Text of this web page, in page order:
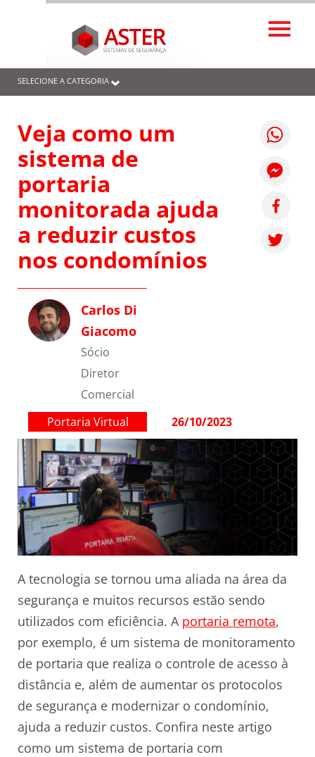
SELECIONE A CATEGORIA
Veja como um
sistema de
portaria
monitorada ajuda
a reduzir custos
nos condomínios
Carlos Di
Giacomo
Sócio
Diretor
Comercial
Portaria Virtual
26/10/2023
A tecnologia se tornou uma aliada na área da
segurança e muitos recursos estão sendo
utilizados com eficiência. A portaria remota,
por exemplo, é um sistema de monitoramento
de portaria que realiza o controle de acesso à
distância e, além de aumentar os protocolos
de segurança e modernizar o condomínio,
ajuda a reduzir custos. Confira neste artigo
como um sistema de portaria com